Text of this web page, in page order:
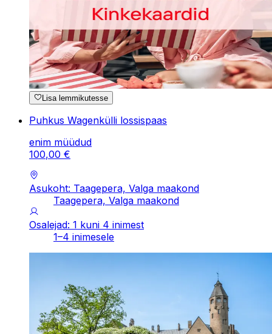
Lisa lemmikutesse
Puhkus Wagenkülli lossispaas
enim müüdud
100,00 €
Asukoht: Taagepera, Valga maakond
Taagepera, Valga maakond
Osalejad: 1 kuni 4 inimest
1–4 inimesele